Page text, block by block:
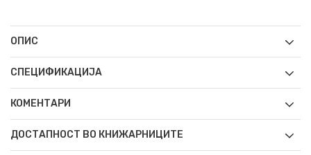
ОПИС
СПЕЦИФИКАЦИЈА
КОМЕНТАРИ
ДОСТАПНОСТ ВО КНИЖАРНИЦИТЕ